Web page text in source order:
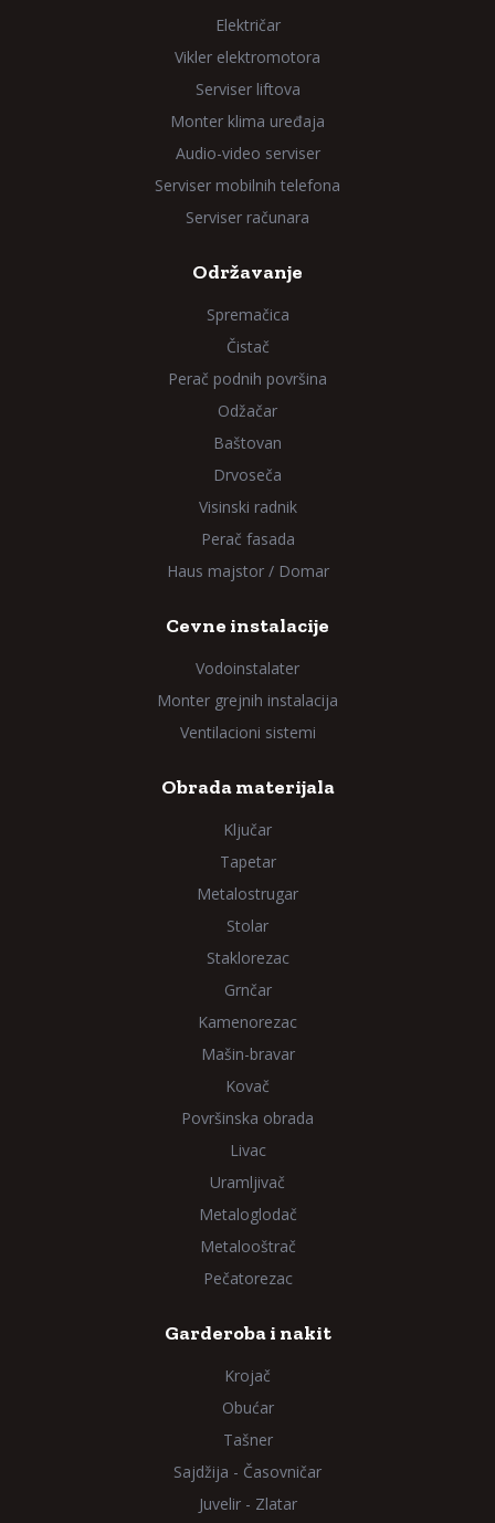
Električar
Vikler elektromotora
Serviser liftova
Monter klima uređaja
Audio-video serviser
Serviser mobilnih telefona
Serviser računara
Održavanje
Spremačica
Čistač
Perač podnih površina
Odžačar
Baštovan
Drvoseča
Visinski radnik
Perač fasada
Haus majstor / Domar
Cevne instalacije
Vodoinstalater
Monter grejnih instalacija
Ventilacioni sistemi
Obrada materijala
Ključar
Tapetar
Metalostrugar
Stolar
Staklorezac
Grnčar
Kamenorezac
Mašin-bravar
Kovač
Površinska obrada
Livac
Uramljivač
Metaloglodač
Metalooštrač
Pečatorezac
Garderoba i nakit
Krojač
Obućar
Tašner
Sajdžija - Časovničar
Juvelir - Zlatar